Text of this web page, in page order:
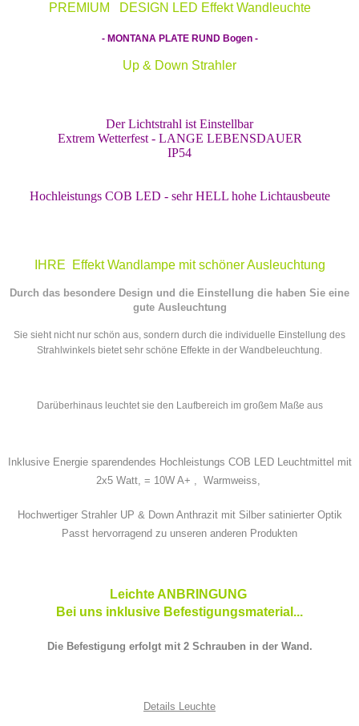
PREMIUM DESIGN LED Effekt Wandleuchte
- MONTANA PLATE RUND Bogen -
Up & Down Strahler
Der Lichtstrahl ist Einstellbar
Extrem Wetterfest - LANGE LEBENSDAUER
IP54
Hochleistungs COB LED - sehr HELL hohe Lichtausbeute
IHRE Effekt Wandlampe mit schöner Ausleuchtung
Durch das besondere Design und die Einstellung die haben Sie eine
gute Ausleuchtung
Sie sieht nicht nur schön aus, sondern durch die individuelle Einstellung des
Strahlwinkels bietet sehr schöne Effekte in der Wandbeleuchtung.
Darüberhinaus leuchtet sie den Laufbereich im großem Maße aus
Inklusive Energie sparendendes Hochleistungs COB LED Leuchtmittel mit
2x5 Watt, = 10W A+ , Warmweiss,
Hochwertiger Strahler UP & Down Anthrazit mit Silber satinierter Optik
Passt hervorragend zu unseren anderen Produkten
Leichte ANBRINGUNG
Bei uns inklusive Befestigungsmaterial...
Die Befestigung erfolgt mit 2 Schrauben in der Wand.
Details Leuchte